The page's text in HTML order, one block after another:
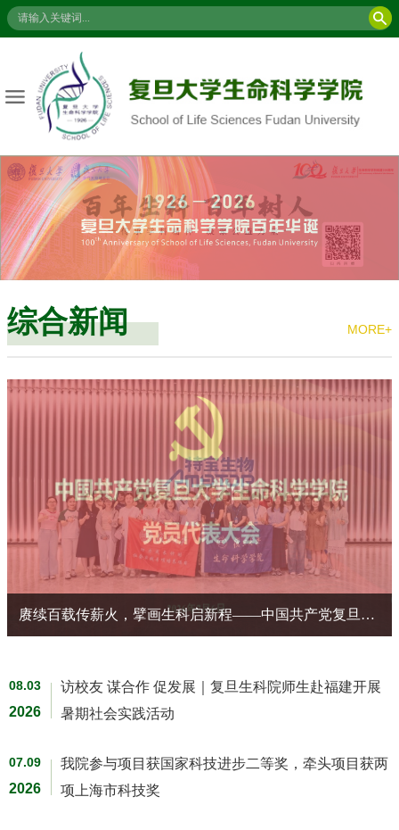
综合新闻 MORE+
赓续百载传薪火，擘画生科启新程——中国共产党复旦大学生命科学学院党员代表大会胜利召开
08.03
2026
访校友 谋合作 促发展｜复旦生科院师生赴福建开展
暑期社会实践活动
07.09
2026
我院参与项目获国家科技进步二等奖，牵头项目获两
项上海市科技奖